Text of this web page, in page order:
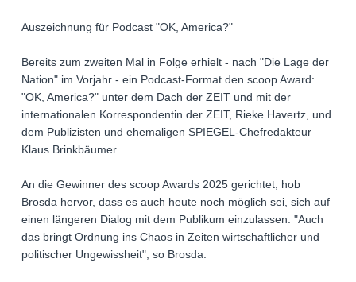
Auszeichnung für Podcast "OK, America?"
Bereits zum zweiten Mal in Folge erhielt - nach "Die Lage der
Nation" im Vorjahr - ein Podcast-Format den scoop Award:
"OK, America?" unter dem Dach der ZEIT und mit der
internationalen Korrespondentin der ZEIT, Rieke Havertz, und
dem Publizisten und ehemaligen SPIEGEL-Chefredakteur
Klaus Brinkbäumer.
An die Gewinner des scoop Awards 2025 gerichtet, hob
Brosda hervor, dass es auch heute noch möglich sei, sich auf
einen längeren Dialog mit dem Publikum einzulassen. "Auch
das bringt Ordnung ins Chaos in Zeiten wirtschaftlicher und
politischer Ungewissheit", so Brosda.